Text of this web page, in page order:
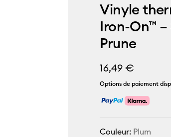
Vinyle
Iron-On™ –
Prune
16,49 €
Options de paiement
Couleur: Plum